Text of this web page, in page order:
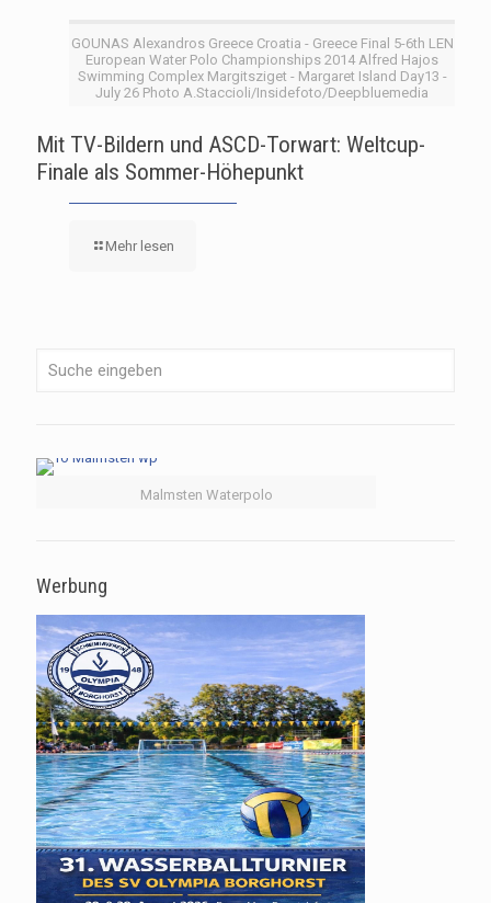
GOUNAS Alexandros Greece Croatia - Greece Final 5-6th LEN
European Water Polo Championships 2014 Alfred Hajos
Swimming Complex Margitsziget - Margaret Island Day13 -
July 26 Photo A.Staccioli/Insidefoto/Deepbluemedia
Mit TV-Bildern und ASCD-Torwart: Weltcup-
Finale als Sommer-Höhepunkt
Mehr lesen
Malmsten Waterpolo
Werbung